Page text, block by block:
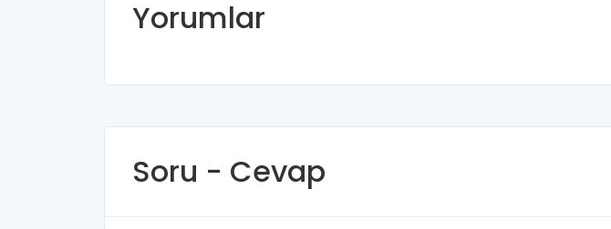
Yorumlar
Soru - Cevap